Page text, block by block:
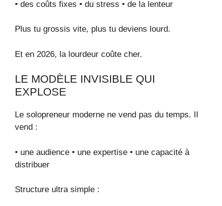
• des coûts fixes • du stress • de la lenteur
Plus tu grossis vite, plus tu deviens lourd.
Et en 2026, la lourdeur coûte cher.
LE MODÈLE INVISIBLE QUI
EXPLOSE
Le solopreneur moderne ne vend pas du temps. Il
vend :
• une audience • une expertise • une capacité à
distribuer
Structure ultra simple :